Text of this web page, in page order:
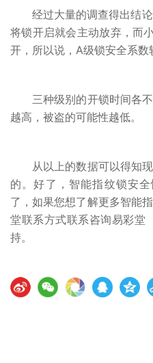
经过大量的调查得出结论
将锁开启就会主动放弃，而
开，所以说，A级锁安全系数
三种级别的开锁时间各不
越高，被盗的可能性越低。
从以上的数据可以得知现
的。好了，智能指纹锁安
了，如果您想了解更多智能
堂联系方式联系咨询易彩堂
持。